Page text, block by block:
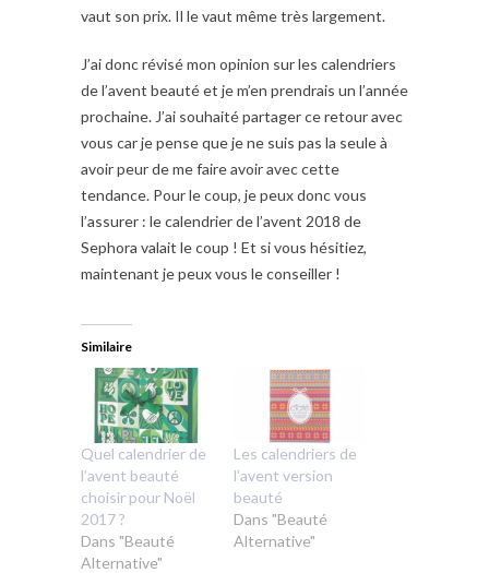
vaut son prix. Il le vaut même très largement.
J’ai donc révisé mon opinion sur les calendriers
de l’avent beauté et je m’en prendrais un l’année
prochaine. J’ai souhaité partager ce retour avec
vous car je pense que je ne suis pas la seule à
avoir peur de me faire avoir avec cette
tendance. Pour le coup, je peux donc vous
l’assurer : le calendrier de l’avent 2018 de
Sephora valait le coup ! Et si vous hésitiez,
maintenant je peux vous le conseiller !
Similaire
Quel calendrier de
l’avent beauté
choisir pour Noël
2017 ?
Dans "Beauté
Alternative"
Les calendriers de
l’avent version
beauté
Dans "Beauté
Alternative"